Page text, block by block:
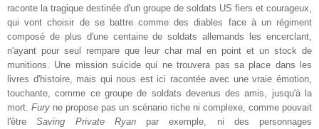
raconte la tragique destinée d'un groupe de soldats US fiers et courageux,
qui vont choisir de se battre comme des diables face à un régiment
composé de plus d'une centaine de soldats allemands les encerclant,
n'ayant pour seul rempare que leur char mal en point et un stock de
munitions. Une mission suicide qui ne trouvera pas sa place dans les
livres d'histoire, mais qui nous est ici racontée avec une vraie émotion,
touchante, comme ce groupe de soldats devenus des amis, jusqu'à la
mort.Fury ne propose pas un scénario riche ni complexe, comme pouvait
l'êtreSaving Private Ryanpar exemple, ni des personnages